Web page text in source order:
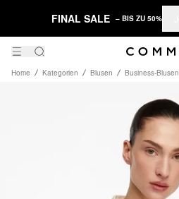
FINAL SALE – BIS ZU 50%
Home Kategorien Blusen Business-Blusen